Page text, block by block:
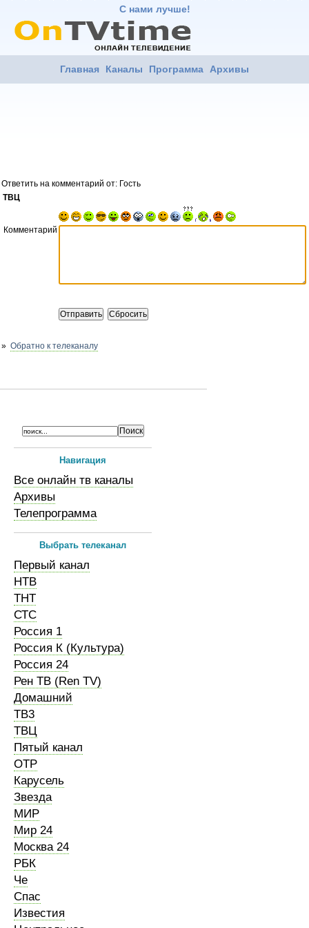
С нами лучше!
Главная Каналы Программа Архивы
Ответить на комментарий от: Гость
ТВЦ
Комментарий
» Обратно к телеканалу
Навигация
Все онлайн тв каналы
Архивы
Телепрограмма
Выбрать телеканал
Первый канал
НТВ
ТНТ
СТС
Россия 1
Россия К (Культура)
Россия 24
Рен ТВ (Ren TV)
Домашний
ТВ3
ТВЦ
Пятый канал
ОТР
Карусель
Звезда
МИР
Мир 24
Москва 24
РБК
Че
Спас
Известия